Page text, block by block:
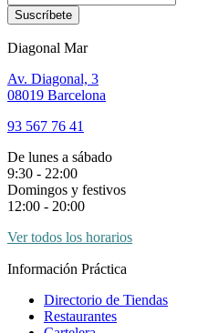
Suscríbete
Diagonal Mar
Av. Diagonal, 3
08019 Barcelona
93 567 76 41
De lunes a sábado
9:30 - 22:00
Domingos y festivos
12:00 - 20:00
Ver todos los horarios
Información Práctica
Directorio de Tiendas
Restaurantes